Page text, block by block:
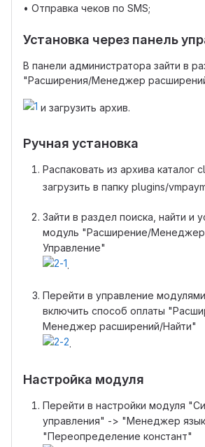
• Отправка чеков по SMS;
Установка через панель
В панели администратора зайти в
"Расширения/Менеджер
и загрузить архив.
Ручная установка
Распаковать из архива каталог
загрузить в папку plugins/
Зайти в раздел поиска, найти и
модуль "Расширение/
Управление"
.
Перейти в управление
включить способ оплаты
Менеджер расширений/Найти"
.
Настройка модуля
Перейти в настройки модуля
управления" -> "Менеджер
"Переопределение констант"